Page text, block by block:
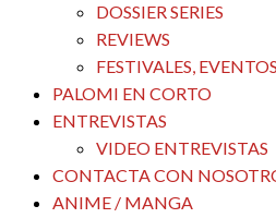
DOSSIER SERIES
REVIEWS
FESTIVALES,
PALOMI EN CORTO
ENTREVISTAS
VIDEO ENTREVISTAS
CONTACTA CON
ANIME / MANGA